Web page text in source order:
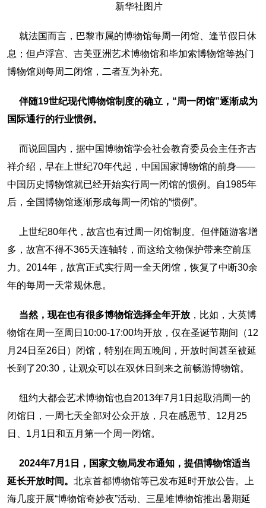
新华社图片
就法国而言，巴黎市属的博物馆每周一闭馆、逢节假日休
息；但卢浮宫、吉美亚洲艺术博物馆和毕加索博物馆等热门
博物馆则每周二闭馆，二者互为补充。
伴随19世纪现代博物馆制度的确立，“周一闭馆”逐渐成为
国际通行的行业惯例。
而说回国内，据中国博物馆学会社会教育委员会主任齐吉
祥介绍，早在上世纪70年代起，中国国家博物馆的前身——
中国历史博物馆就已经开始实行周一闭馆的惯例。自1985年
后，全国博物馆逐渐形成每周一闭馆的“惯例”。
上世纪80年代，故宫也有过周一闭馆制度。但伴随游客增
多，故宫不得不365天连轴转，而这给文物保护带来空前压
力。2014年，故宫正式实行周一全天闭馆，恢复了中断30余
年的每周一天常规休息。
当然，现在也有很多博物馆选择全年开放，比如，大英博
物馆在周一至周日10:00-17:00均开放，仅在圣诞节期间（12
月24日至26日）闭馆，特别在周五晚间，开放时间甚至被延
长到了20:30，让观众可以在双休日到来之前畅游博物馆。
纽约大都会艺术博物馆也自2013年7月1日起取消周一的
闭馆日，一周七天全部对公众开放，只在感恩节、12月25
日、1月1日和五月第一个周一闭馆。
2024年7月1日，国家文物局发布通知，提倡博物馆适当
延长开放时间。 北京首都博物馆等已发布延时开放公告。上
海几度开展“博物馆奇妙夜”活动、三星堆博物馆推出暑期延